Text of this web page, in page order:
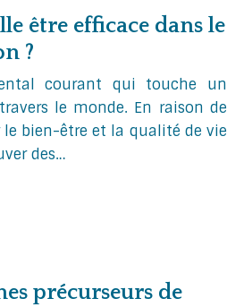
être efficace dans le
?
courant qui touche un
le monde. En raison de
le bien-être et la qualité de vie
des…
précurseurs de